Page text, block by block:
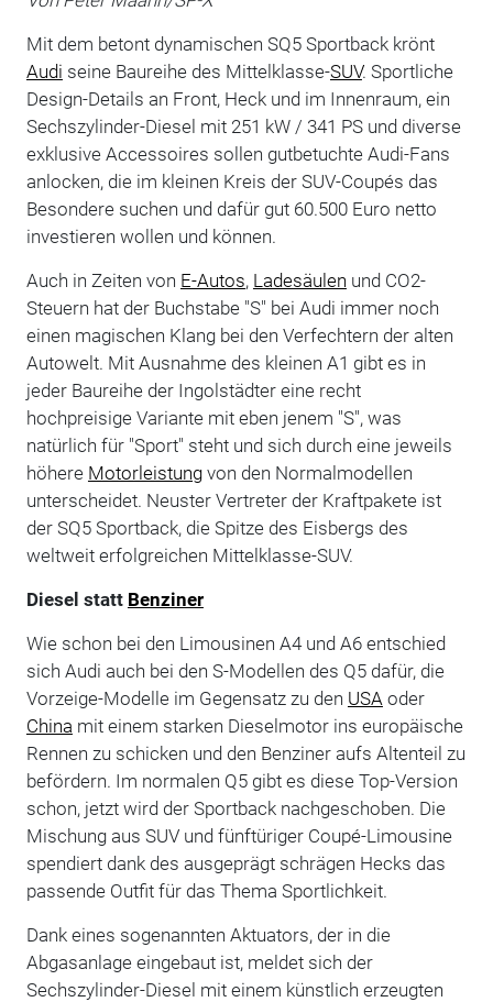
Mit dem betont dynamischen SQ5 Sportback krönt
Audi seine Baureihe des Mittelklasse-SUV. Sportliche
Design-Details an Front, Heck und im Innenraum, ein
Sechszylinder-Diesel mit 251 kW / 341 PS und diverse
exklusive Accessoires sollen gutbetuchte Audi-Fans
anlocken, die im kleinen Kreis der SUV-Coupés das
Besondere suchen und dafür gut 60.500 Euro netto
investieren wollen und können.
Auch in Zeiten von E-Autos, Ladesäulen und CO2-
Steuern hat der Buchstabe "S" bei Audi immer noch
einen magischen Klang bei den Verfechtern der alten
Autowelt. Mit Ausnahme des kleinen A1 gibt es in
jeder Baureihe der Ingolstädter eine recht
hochpreisige Variante mit eben jenem "S", was
natürlich für "Sport" steht und sich durch eine jeweils
höhere Motorleistungvon den Normalmodellen
unterscheidet. Neuster Vertreter der Kraftpakete ist
der SQ5 Sportback, die Spitze des Eisbergs des
weltweit erfolgreichen Mittelklasse-SUV.
Diesel statt Benziner
Wie schon bei den Limousinen A4 und A6 entschied
sich Audi auch bei den S-Modellen des Q5 dafür, die
Vorzeige-Modelle im Gegensatz zu den USA oder
China mit einem starken Dieselmotor ins europäische
Rennen zu schicken und den Benziner aufs Altenteil zu
befördern. Im normalen Q5 gibt es diese Top-Version
schon, jetzt wird der Sportback nachgeschoben. Die
Mischung aus SUV und fünftüriger Coupé-Limousine
spendiert dank des ausgeprägt schrägen Hecks das
passende Outfit für das Thema Sportlichkeit.
Dank eines sogenannten Aktuators, der in die
Abgasanlage eingebaut ist, meldet sich der
Sechszylinder-Diesel mit einem künstlich erzeugten